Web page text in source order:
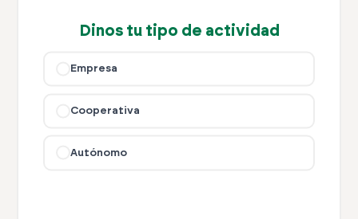
Dinos tu tipo de actividad
Empresa
Cooperativa
Autónomo